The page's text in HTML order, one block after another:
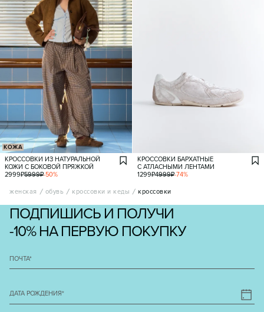
КОЖА
КРОССОВКИ ИЗ НАТУРАЛЬНОЙ
КОЖИ С БОКОВОЙ ПРЯЖКОЙ
2999₽5999₽-50%
КРОССОВКИ БАРХАТНЫЕ
С АТЛАСНЫМИ ЛЕНТАМИ
1299₽4999₽-74%
женская обувь кроссовки и кеды кроссовки
ПОДПИШИСЬ И ПОЛУЧИ
-10% НА ПЕРВУЮ ПОКУПКУ
ПОЧТА*
ДАТА РОЖДЕНИЯ*